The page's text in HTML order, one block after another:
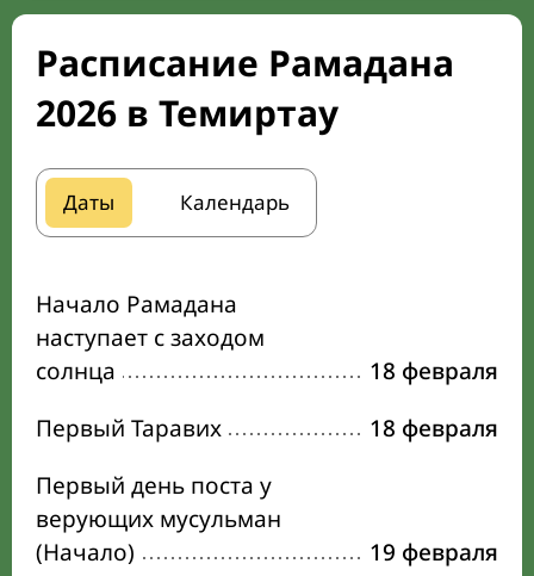
Расписание Рамадана
2026 в Темиртау
Даты Календарь
Начало Рамадана
наступает с заходом
солнца
18 февраля
Первый Таравих
18 февраля
Первый день поста у
верующих мусульман
(Начало)
19 февраля